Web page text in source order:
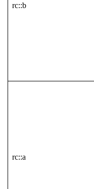
rc::b
rc::a